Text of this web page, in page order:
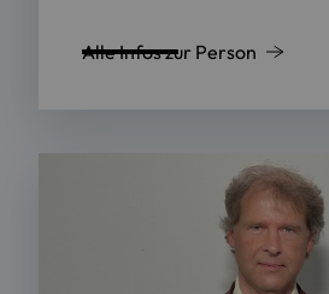
Alle Infos zur Person